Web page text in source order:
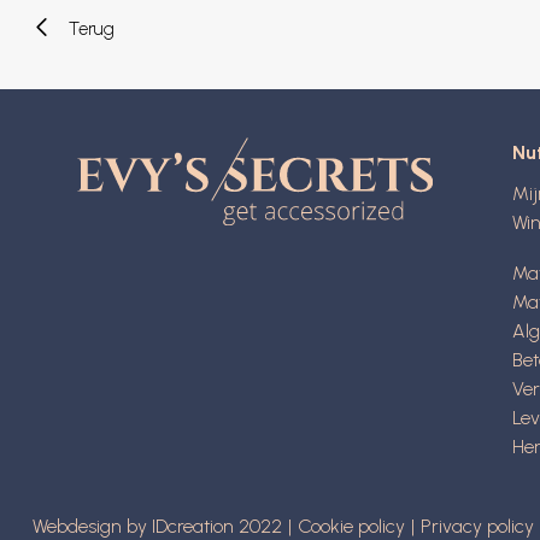
Terug
Webdesign by IDcreation 2022 Cookie policy Privacy policy